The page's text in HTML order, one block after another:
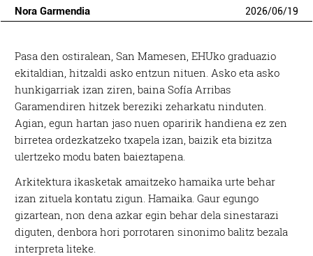
Nora Garmendia 2026/06/19
Pasa den ostiralean, San Mamesen, EHUko graduazio
ekitaldian, hitzaldi asko entzun nituen. Asko eta asko
hunkigarriak izan ziren, baina Sofía Arribas
Garamendiren hitzek bereziki zeharkatu ninduten.
Agian, egun hartan jaso nuen oparirik handiena ez zen
birretea ordezkatzeko txapela izan, baizik eta bizitza
ulertzeko modu baten baieztapena.
Arkitektura ikasketak amaitzeko hamaika urte behar
izan zituela kontatu zigun. Hamaika. Gaur egungo
gizartean, non dena azkar egin behar dela sinestarazi
diguten, denbora hori porrotaren sinonimo balitz bezala
interpreta liteke.